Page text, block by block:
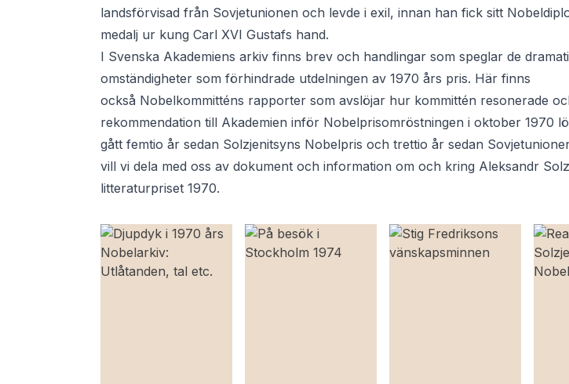
landsförvisad från Sovjetunionen och levde i exil, innan han fick sitt
medalj ur kung Carl XVI Gustafs hand.
I Svenska Akademiens arkiv finns brev och handlingar som speglar de
omständigheter som förhindrade utdelningen av 1970 års pris. Här finns
också Nobelkommitténs rapporter som avslöjar hur kommittén resonerade
rekommendation till Akademien inför Nobelprisomröstningen i oktober 1970
gått femtio år sedan Solzjenitsyns Nobelpris och trettio år sedan
vill vi dela med oss av dokument och information om och kring Aleksandr
litteraturpriset 1970.